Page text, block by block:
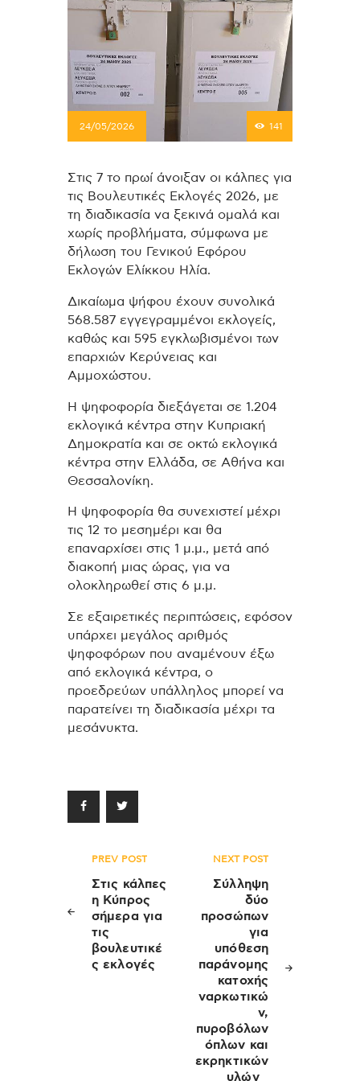
24/05/2026 141
Στις 7 το πρωί άνοιξαν οι κάλπες για
τις Βουλευτικές Εκλογές 2026, με
τη διαδικασία να ξεκινά ομαλά και
χωρίς προβλήματα, σύμφωνα με
δήλωση του Γενικού Εφόρου
Εκλογών Ελίκκου Ηλία.
Δικαίωμα ψήφου έχουν συνολικά
568.587 εγγεγραμμένοι εκλογείς,
καθώς και 595 εγκλωβισμένοι των
επαρχιών Κερύνειας και
Αμμοχώστου.
Η ψηφοφορία διεξάγεται σε 1.204
εκλογικά κέντρα στην Κυπριακή
Δημοκρατία και σε οκτώ εκλογικά
κέντρα στην Ελλάδα, σε Αθήνα και
Θεσσαλονίκη.
Η ψηφοφορία θα συνεχιστεί μέχρι
τις 12 το μεσημέρι και θα
επαναρχίσει στις 1 μ.μ., μετά από
διακοπή μιας ώρας, για να
ολοκληρωθεί στις 6 μ.μ.
Σε εξαιρετικές περιπτώσεις, εφόσον
υπάρχει μεγάλος αριθμός
ψηφοφόρων που αναμένουν έξω
από εκλογικά κέντρα, ο
προεδρεύων υπάλληλος μπορεί να
παρατείνει τη διαδικασία μέχρι τα
μεσάνυκτα.
Πλοήγηση
άρθρων
PREV POST
Στις κάλπες
η Κύπρος
σήμερα για
τις
βουλευτικέ
ς εκλογές
NEXT POST
Σύλληψη
δύο
προσώπων
για
υπόθεση
παράνομης
κατοχής
ναρκωτικώ
ν,
πυροβόλων
όπλων και
εκρηκτικών
υλών